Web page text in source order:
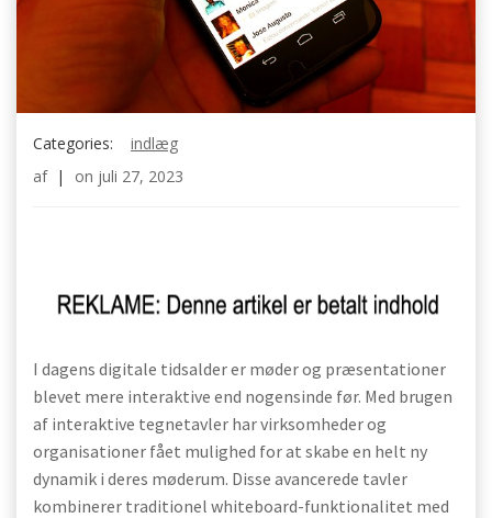
Categories:
indlæg
af | on juli 27, 2023
I dagens digitale tidsalder er møder og præsentationer
blevet mere interaktive end nogensinde før. Med brugen
af interaktive tegnetavler har virksomheder og
organisationer fået mulighed for at skabe en helt ny
dynamik i deres møderum. Disse avancerede tavler
kombinerer traditionel whiteboard-funktionalitet med